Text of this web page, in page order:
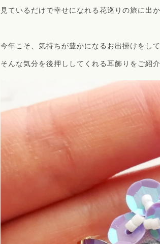
見ているだけで幸せになれる花巡りの旅に出
今年こそ、気持ちが豊かになるお出掛けをし
そんな気分を後押ししてくれる耳飾りをご紹介